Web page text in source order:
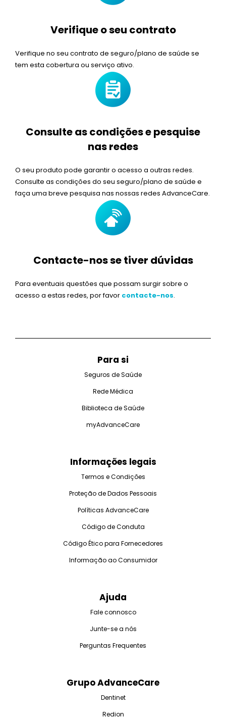
Verifique o seu contrato
Verifique no seu contrato de seguro/plano de saúde se
tem esta cobertura ou serviço ativo.
Consulte as condições e pesquise
nas redes
O seu produto pode garantir o acesso a outras redes.
Consulte as condições do seu seguro/plano de saúde e
faça uma breve pesquisa nas nossas redes AdvanceCare.
Contacte-nos se tiver dúvidas
Para eventuais questões que possam surgir sobre o
acesso a estas redes, por favor contacte-nos.
Para si
Seguros de Saúde
Rede Médica
Biblioteca de Saúde
myAdvanceCare
Informações legais
Termos e Condições
Proteção de Dados Pessoais
Políticas AdvanceCare
Código de Conduta
Código Ético para Fornecedores
Informação ao Consumidor
Ajuda
Fale connosco
Junte-se a nós
Perguntas Frequentes
Grupo AdvanceCare
Dentinet
Redion